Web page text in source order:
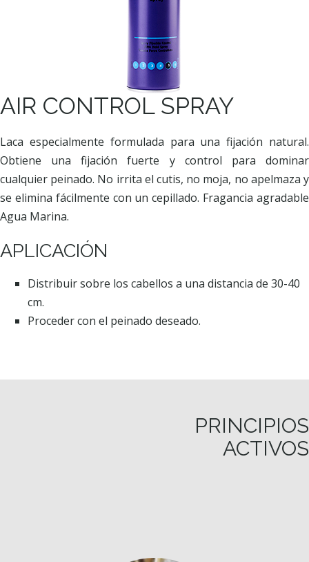
AIR CONTROL SPRAY
Laca especialmente formulada para una fijación natural.
Obtiene una fijación fuerte y control para dominar
cualquier peinado. No irrita el cutis, no moja, no apelmaza y
se elimina fácilmente con un cepillado. Fragancia agradable
Agua Marina.
APLICACIÓN
Distribuir sobre los cabellos a una distancia de 30-40
cm.
Proceder con el peinado deseado.
PRINCIPIOS
ACTIVOS